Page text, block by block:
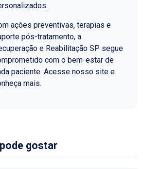
ações preventivas, terapias e
pós-tratamento, a
e Reabilitação SP segue
com o bem-estar de
paciente. Acesse nosso site e
mais.
gostar